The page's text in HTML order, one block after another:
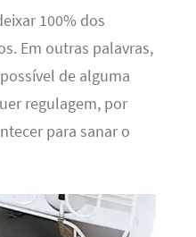
100% dos
Em outras palavras,
de alguma
regulagem, por
para sanar o